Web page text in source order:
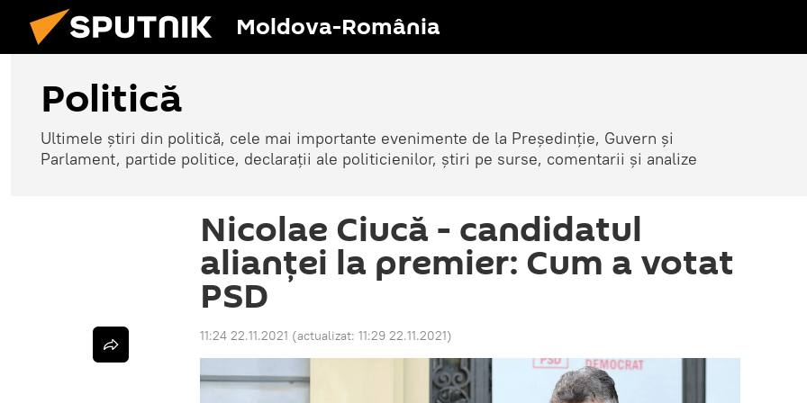
Moldova-România
Politică
Ultimele știri din politică, cele mai importante evenimente de la Președinție, Guvern și
Parlament, partide politice, declarații ale politicienilor, știri pe surse, comentarii și analize
Nicolae Ciucă - candidatul
alianței la premier: Cum a votat
PSD
11:24 22.11.2021 (actualizat: 11:29 22.11.2021)